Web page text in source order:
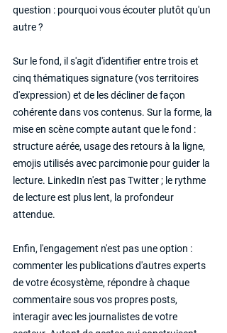
question : pourquoi vous écouter plutôt qu'un
autre ?
Sur le fond, il s'agit d'identifier entre trois et
cinq thématiques signature (vos territoires
d'expression) et de les décliner de façon
cohérente dans vos contenus. Sur la forme, la
mise en scène compte autant que le fond :
structure aérée, usage des retours à la ligne,
emojis utilisés avec parcimonie pour guider la
lecture. LinkedIn n'est pas Twitter ; le rythme
de lecture est plus lent, la profondeur
attendue.
Enfin, l'engagement n'est pas une option :
commenter les publications d'autres experts
de votre écosystème, répondre à chaque
commentaire sous vos propres posts,
interagir avec les journalistes de votre